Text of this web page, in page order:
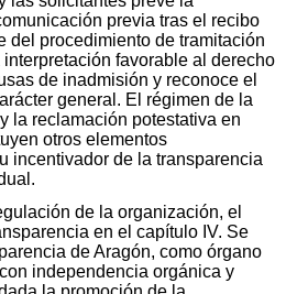
previa tras el recibo
del procedimiento de tramitación
favorable al derecho
de inadmisión y reconoce el
general. El régimen de la
la reclamación potestativa en
otros elementos
incentivador de la transparencia
de la organización, el
en el capítulo IV. Se
de Aragón, como órgano
independencia orgánica y